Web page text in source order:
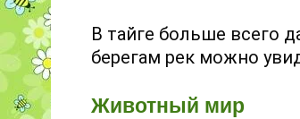
В тайге больше всего
берегам рек можно
Животный мир